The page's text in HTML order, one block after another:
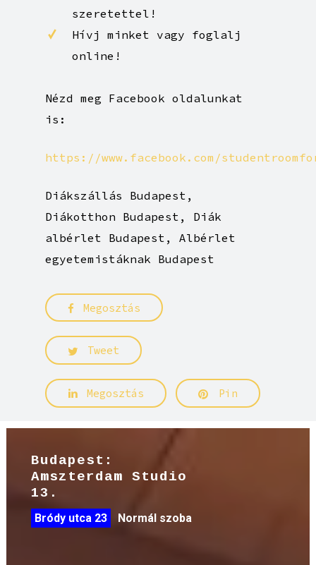
Válassz minket! Várunk
szeretettel!
Hívj minket vagy foglalj
Nézd meg Facebook oldalunkat
Diákszállás Budapest,
Diákotthon Budapest, Diák
albérlet Budapest, Albérlet
Budapest:
Amszterdam Studio
13.